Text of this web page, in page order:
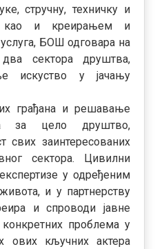
стручну, техничку и
као и креирањем и
БОШ одговара на
сектора друштва,
искуство у јачању
грађана и решавање
за цело друштво,
свих заинтересованих
сектора. Цивилни
у одређеним
и у партнерству
и спроводи јавне
проблема у
ових кључних актера